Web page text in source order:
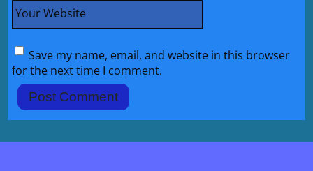
Your Website
Save my name, email, and website in this browser
for the next time I comment.